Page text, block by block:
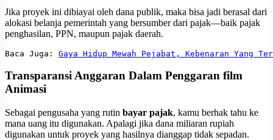
Jika proyek ini dibiayai oleh dana publik, maka bisa jadi berasal dari
alokasi belanja pemerintah yang bersumber dari pajak—baik pajak
penghasilan, PPN, maupun pajak daerah.
Baca Juga: Gaya Hidup Mewah Pejabat, Kebenaran Yang
Transparansi Anggaran Dalam Penggaran film
Animasi
Sebagai pengusaha yang rutin bayar pajak, kamu berhak tahu ke
mana uang itu digunakan. Apalagi jika dana miliaran rupiah
digunakan untuk proyek yang hasilnya dianggap tidak sepadan.